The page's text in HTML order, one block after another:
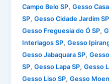
Campo Belo SP,Gesso
SP,Gesso Cidade Jardim SP
Gesso Freguesia do Ó SP,
Interlagos SP,Gesso
Gesso Jabaquara SP,
SP,Gesso Lapa SP,Gesso
Gesso Liso SP,Gesso